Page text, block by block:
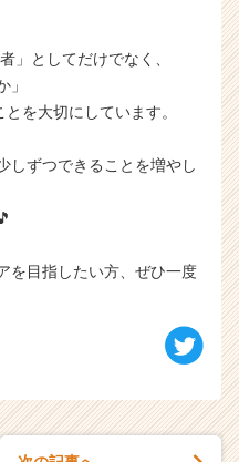
」としてだけでなく、
」
を大切にしています。
しずつできることを増やし
を目指したい方、ぜひ一度